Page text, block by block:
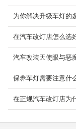
为你解决升级车灯的
在汽车改灯店怎么选
汽车改装天使眼与恶
保养车灯需要注意什
在正规汽车改灯店为